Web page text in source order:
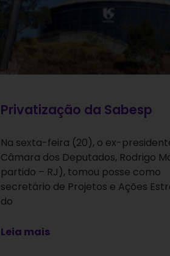
Privatização da Sabesp
Na sexta-feira (20), o ex-
Câmara dos Deputados, Rodrigo
partido – RJ), tomou posse como
secretário de Projetos e Ações
do
Leia mais